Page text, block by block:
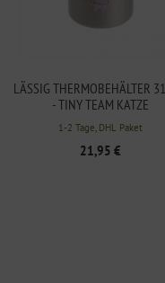
LÄSSIG THERMOBEHÄLTER
- TINY TEAM KATZE
1-2 Tage, DHL Paket
21,95 €